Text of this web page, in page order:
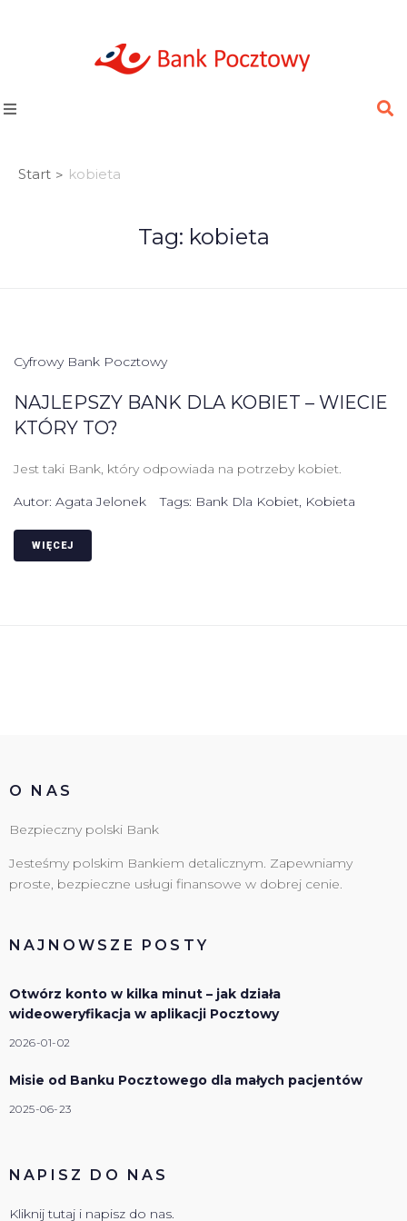
Start > kobieta
Tag: kobieta
Cyfrowy Bank Pocztowy
NAJLEPSZY BANK DLA KOBIET – WIECIE
KTÓRY TO?
Jest taki Bank, który odpowiada na potrzeby kobiet.
Autor: Agata Jelonek Tags: Bank Dla Kobiet, Kobieta
WIĘCEJ
O NAS
Bezpieczny polski Bank
Jesteśmy polskim Bankiem detalicznym. Zapewniamy
proste, bezpieczne usługi finansowe w dobrej cenie.
NAJNOWSZE POSTY
Otwórz konto w kilka minut – jak działa
wideoweryfikacja w aplikacji Pocztowy
2026-01-02
Misie od Banku Pocztowego dla małych pacjentów
2025-06-23
NAPISZ DO NAS
Kliknij tutaj i napisz do nas.